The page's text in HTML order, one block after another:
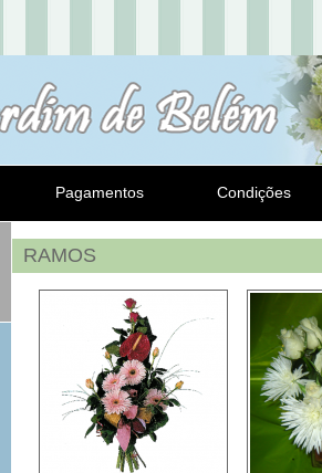
Pagamentos Condições
RAMOS